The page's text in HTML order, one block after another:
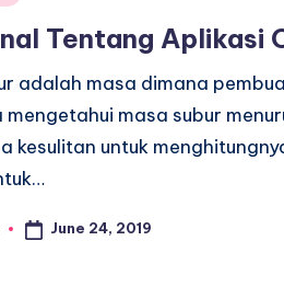
Tentang Aplikasi
adalah masa dimana
mengetahui masa subur
kesulitan untuk
June 24, 2019